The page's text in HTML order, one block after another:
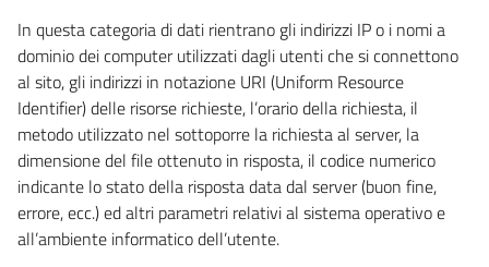
In questa categoria di dati rientrano gli indirizzi IP o i nomi a
dominio dei computer utilizzati dagli utenti che si connettono
al sito, gli indirizzi in notazione URI (Uniform Resource
Identifier) delle risorse richieste, l’orario della richiesta, il
metodo utilizzato nel sottoporre la richiesta al server, la
dimensione del file ottenuto in risposta, il codice numerico
indicante lo stato della risposta data dal server (buon fine,
errore, ecc.) ed altri parametri relativi al sistema operativo e
all’ambiente informatico dell’utente.